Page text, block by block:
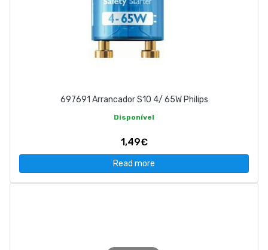
697691 Arrancador S10 4/ 65W Philips
Disponível
1,49€
Read more